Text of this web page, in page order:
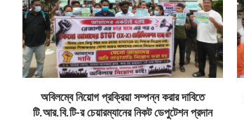
অবিলম্বে নিয়োগ প্রক্রিয়া সম্পন্ন করার দাবিতে
টি.আর.বি.টি-র চেয়ারম্যানের নিকট ডেপুটেশন প্রদান